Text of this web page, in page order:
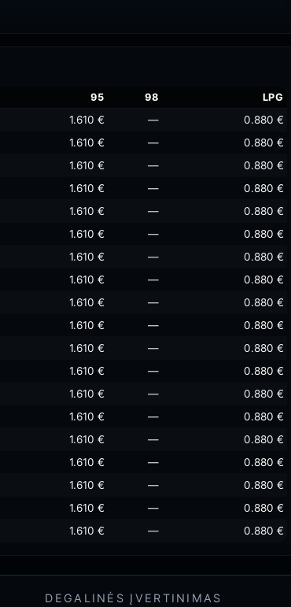
95 98 LPG
1.610 € —
0.880 €
1.610 € —
0.880 €
1.610 € —
0.880 €
1.610 € —
0.880 €
1.610 € —
0.880 €
1.610 € —
0.880 €
1.610 € —
0.880 €
1.610 € —
0.880 €
1.610 € —
0.880 €
1.610 € —
0.880 €
1.610 € —
0.880 €
1.610 € —
0.880 €
1.610 € —
0.880 €
1.610 € —
0.880 €
1.610 € —
0.880 €
1.610 € —
0.880 €
1.610 € —
0.880 €
1.610 € —
0.880 €
1.610 € — 0.880 €
DEGALINĖS ĮVERTINIMAS